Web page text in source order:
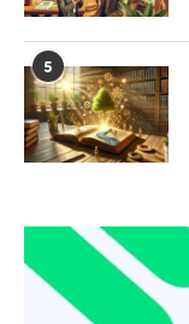
5